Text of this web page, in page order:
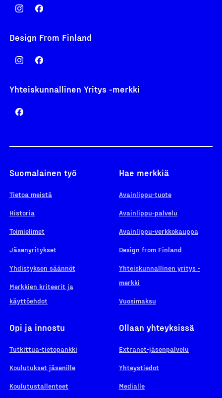
Design From Finland
Yhteiskunnallinen Yritys -merkki
Suomalainen työ
Tietoa meistä
Historia
Toimielimet
Jäsenyritykset
Yhdistyksen säännöt
Merkkien kriteerit ja
käyttöehdot
Hae merkkiä
Avainlippu-tuote
Avainlippu-palvelu
Avainlippu-verkkokauppa
Design from Finland
Yhteiskunnallinen yritys -
merkki
Vuosimaksu
Opi ja innostu
Tutkittua-tietopankki
Koulutukset jäsenille
Koulutustallenteet
Ollaan yhteyksissä
Extranet-jäsenpalvelu
Yhteystiedot
Medialle